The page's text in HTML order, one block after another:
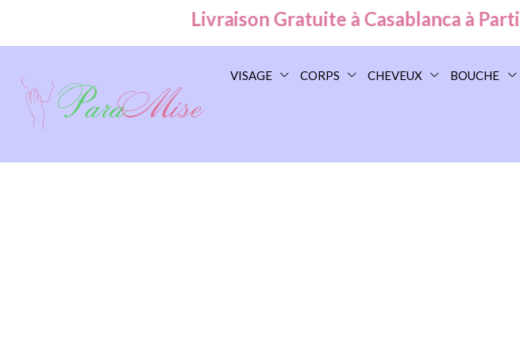
Livraison Gratuite à Casablanca à Partir de
VISAGE CORPS CHEVEUX BOUCHE